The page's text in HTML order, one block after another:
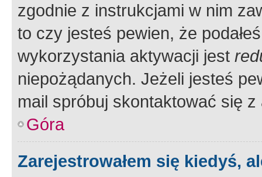
zgodnie z instrukcjami w nim
to czy jesteś pewien, że
wykorzystania aktywacji jest
niepożądanych. Jeżeli jesteś
mail spróbuj skontaktować się
Góra
Zarejestrowałem się kiedyś,